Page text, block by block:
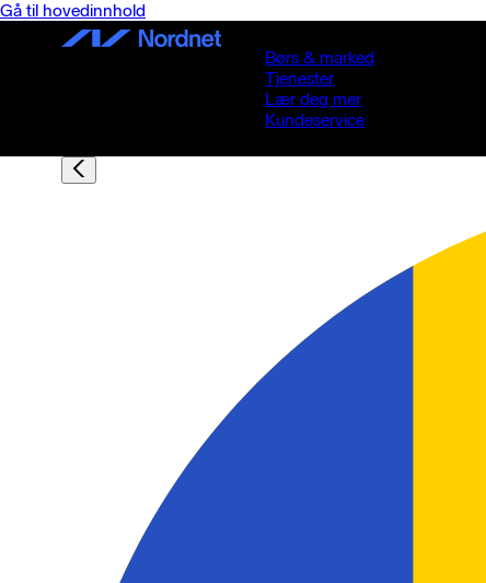
Gå til hovedinnhold
Børs & marked
Tjenester
Lær deg mer
Kundeservice